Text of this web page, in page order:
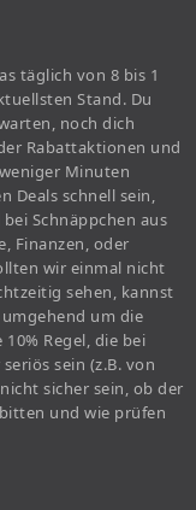
täglich von 8 bis 1
Stand. Du
noch dich
Rabattaktionen und
Minuten
Deals schnell sein,
Schnäppchen aus
Finanzen, oder
wir einmal nicht
sehen, kannst
um die
Regel, die bei
sein (z.B. von
sicher sein, ob der
und wie prüfen